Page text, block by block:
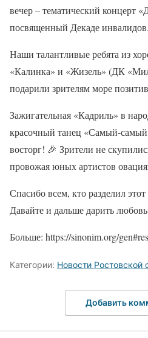
вечер – тематический концерт
посвященный Декаде
Наши талантливые ребята из
«Калинка» и «Жизель» (ДК
подарили зрителям море
Зажигательная «Кадриль» в
красочный танец «Самый-
восторг! 🎉 Зрители не
провожая юных артистов
Спасибо всем, кто разделил
Давайте и дальше дарить
Больше: https://sinonim.org/gen#res
Категории: Новости Ростовской
Добавить